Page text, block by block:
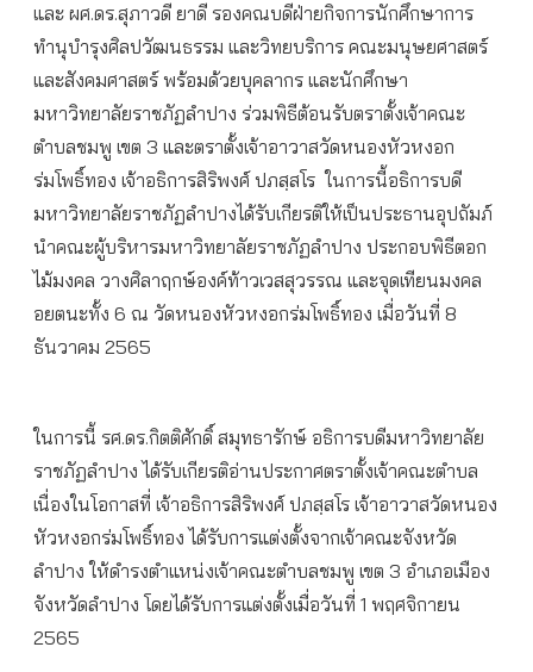
และ ผศ.ดร.สุภาวดี ยาดี รองคณบดีฝ่ายกิจการนักศึกษาการ
ทำนุบำรุงศิลปวัฒนธรรม และวิทยบริการ คณะมนุษยศาสตร์
และสังคมศาสตร์ พร้อมด้วยบุคลากร และนักศึกษา
มหาวิทยาลัยราชภัฏลำปาง ร่วมพิธีต้อนรับตราตั้งเจ้าคณะ
ตำบลชมพู เขต 3 และตราตั้งเจ้าอาวาสวัดหนองหัวหงอก
ร่มโพธิ์ทอง เจ้าอธิการสิริพงศ์ ปภสฺสโร ในการนี้อธิการบดี
มหาวิทยาลัยราชภัฏลำปางได้รับเกียรติให้เป็นประธานอุปถัมภ์
นำคณะผู้บริหารมหาวิทยาลัยราชภัฏลำปาง ประกอบพิธีตอก
ไม้มงคล วางศิลาฤกษ์องค์ท้าวเวสสุวรรณ และจุดเทียนมงคล
อยตนะทั้ง 6 ณ วัดหนองหัวหงอกร่มโพธิ์ทอง เมื่อวันที่ 8
ธันวาคม 2565
ในการนี้ รศ.ดร.กิตติศักดิ์ สมุทธารักษ์ อธิการบดีมหาวิทยาลัย
ราชภัฏลำปาง ได้รับเกียรติอ่านประกาศตราตั้งเจ้าคณะตำบล
เนื่องในโอกาสที่ เจ้าอธิการสิริพงศ์ ปภสฺสโร เจ้าอาวาสวัดหนอง
หัวหงอกร่มโพธิ์ทอง ได้รับการแต่งตั้งจากเจ้าคณะจังหวัด
ลำปาง ให้ดำรงตำแหน่งเจ้าคณะตำบลชมพู เขต 3 อำเภอเมือง
จังหวัดลำปาง โดยได้รับการแต่งตั้งเมื่อวันที่ 1 พฤศจิกายน
2565